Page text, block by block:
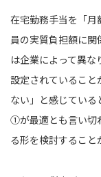
在宅勤務手当を「
員の実質負担額に
は企業によって異
設定されていること
ない」と感じてい
①が最適とも言い切
る形を検討すること